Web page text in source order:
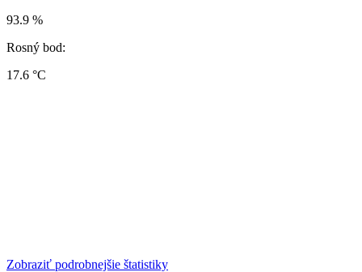
93.9 %
Rosný bod:
17.6 °C
Zobraziť podrobnejšie štatistiky